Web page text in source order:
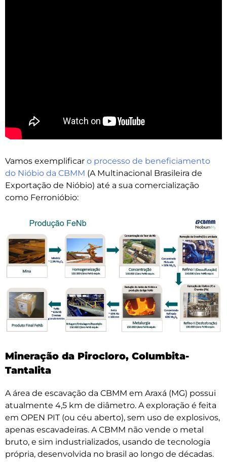
Vamos exemplificar o processo de beneficiamento
do Nióbio da CBMM (A Multinacional Brasileira de
Exportação de Nióbio) até a sua comercialização
como Ferronióbio:
Mineração da Pirocloro, Columbita-
Tantalita
A área de escavação da CBMM em Araxá (MG) possui
atualmente 4,5 km de diâmetro. A exploração é feita
em OPEN PIT (ou céu aberto), sem uso de explosivos,
apenas escavadeiras. A CBMM não vende o metal
bruto, e sim industrializados, usando de tecnologia
própria, desenvolvida no brasil ao longo de décadas.